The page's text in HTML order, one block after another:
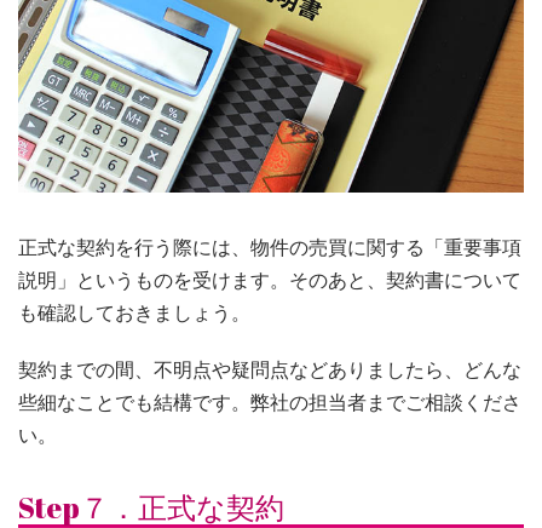
正式な契約を行う際には、物件の売買に関する「重要事項
説明」というものを受けます。そのあと、契約書について
も確認しておきましょう。
契約までの間、不明点や疑問点などありましたら、どんな
些細なことでも結構です。弊社の担当者までご相談くださ
い。
Step７．正式な契約